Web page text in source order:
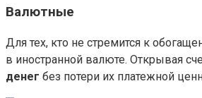
Валютные
Для тех, кто не стремится к
в иностранной валюте. Открывая
денег без потери их платежной